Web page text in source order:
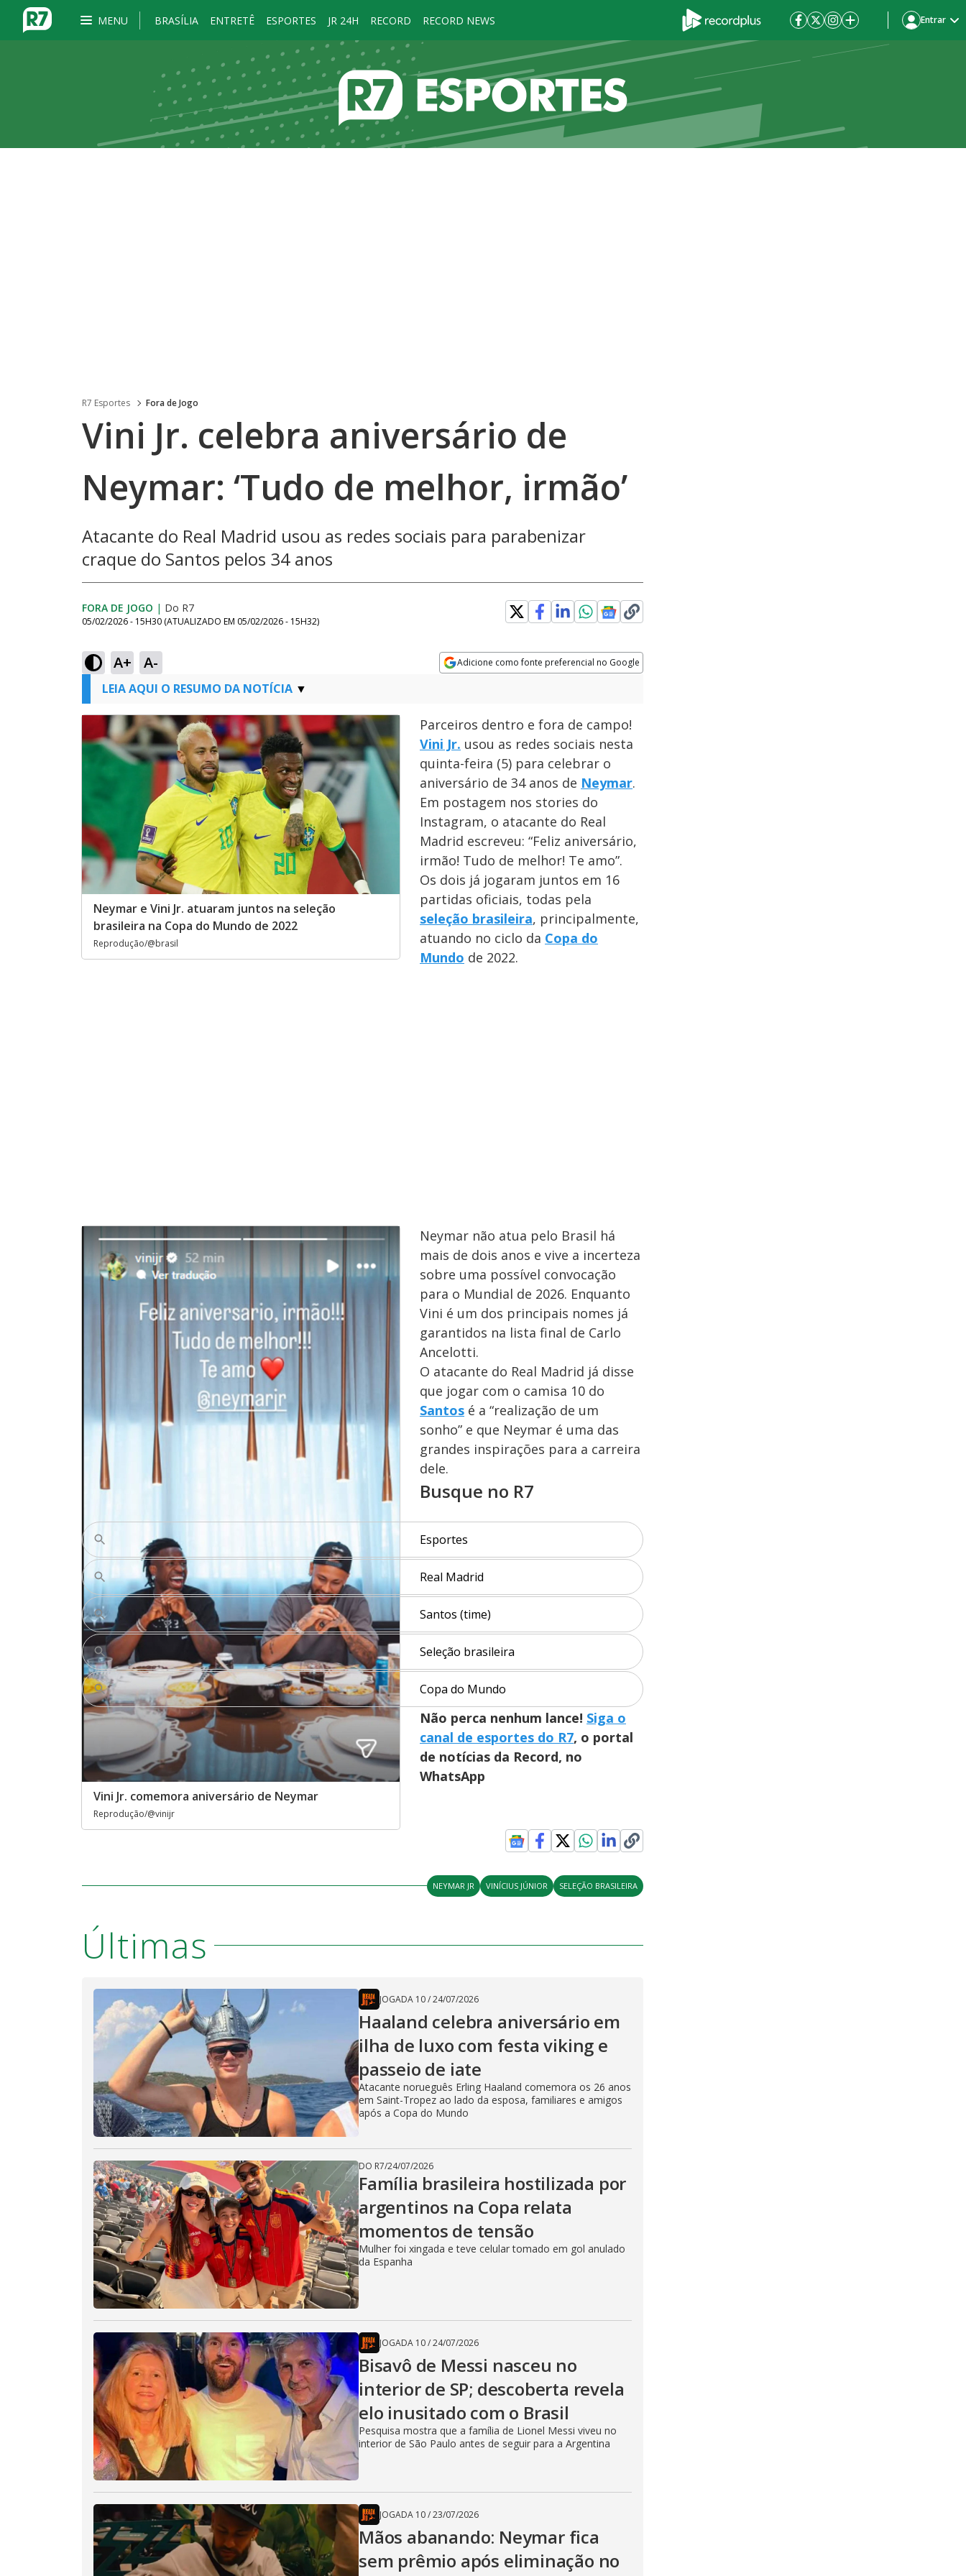
MENU BRASÍLIA ENTRETÊ ESPORTES JR 24H RECORD RECORD NEWS Entrar
R7 Esportes Fora de Jogo
Vini Jr. celebra aniversário de
Neymar: ‘Tudo de melhor, irmão’
Atacante do Real Madrid usou as redes sociais para parabenizar
craque do Santos pelos 34 anos
FORA DE JOGO | Do R7
05/02/2026 - 15H30 (ATUALIZADO EM 05/02/2026 - 15H32)
A+ A- Adicione como fonte preferencial no Google
LEIA AQUI O RESUMO DA NOTÍCIA
Neymar e Vini Jr. atuaram juntos na seleção
brasileira na Copa do Mundo de 2022
Reprodução/@brasil
Parceiros dentro e fora de campo!
Vini Jr. usou as redes sociais nesta
quinta-feira (5) para celebrar o
aniversário de 34 anos de Neymar.
Em postagem nos stories do
Instagram, o atacante do Real
Madrid escreveu: “Feliz aniversário,
irmão! Tudo de melhor! Te amo”.
Os dois já jogaram juntos em 16
partidas oficiais, todas pela
seleção brasileira, principalmente,
atuando no ciclo da Copa do
Mundo de 2022.
Vini Jr. comemora aniversário de Neymar
Reprodução/@vinijr
Neymar não atua pelo Brasil há
mais de dois anos e vive a incerteza
sobre uma possível convocação
para o Mundial de 2026. Enquanto
Vini é um dos principais nomes já
garantidos na lista final de Carlo
Ancelotti.
O atacante do Real Madrid já disse
que jogar com o camisa 10 do
Santos é a “realização de um
sonho” e que Neymar é uma das
grandes inspirações para a carreira
dele.
Busque no R7
Esportes
Real Madrid
Santos (time)
Seleção brasileira
Copa do Mundo
Não perca nenhum lance! Siga o
canal de esportes do R7, o portal
de notícias da Record, no
WhatsApp
NEYMAR JR VINÍCIUS JÚNIOR SELEÇÃO BRASILEIRA
Últimas
JOGADA 10/24/07/2026
Haaland celebra aniversário em
ilha de luxo com festa viking e
passeio de iate
Atacante norueguês Erling Haaland comemora os 26 anos
em Saint-Tropez ao lado da esposa, familiares e amigos
após a Copa do Mundo
DO R7/24/07/2026
Família brasileira hostilizada por
argentinos na Copa relata
momentos de tensão
Mulher foi xingada e teve celular tomado em gol anulado
da Espanha
JOGADA 10/24/07/2026
Bisavô de Messi nasceu no
interior de SP; descoberta revela
elo inusitado com o Brasil
Pesquisa mostra que a família de Lionel Messi viveu no
interior de São Paulo antes de seguir para a Argentina
JOGADA 10/23/07/2026
Mãos abanando: Neymar fica
sem prêmio após eliminação no